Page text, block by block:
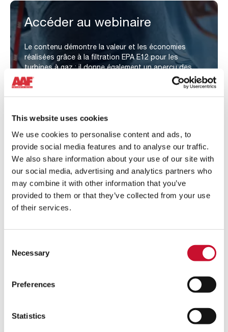
This website uses cookies
We use cookies to personalise content and ads, to
provide social media features and to analyse our traffic.
We also share information about your use of our site with
our social media, advertising and analytics partners who
may combine it with other information that you’ve
provided to them or that they’ve collected from your use
of their services.
Selection
Necessary
Preferences
Statistics
Accéder au webinaire
Le contenu démontre la valeur et les économies
réalisées grâce à la filtration EPA E12 pour les
turbines à gaz ; il donne également un aperçu des
installations offshore existantes. Pour recevoir le
lien du webinaire par e-mail et pouvoir le regarder à
l’heure qui vous conviendra, veuillez remplir le
Prénom*
Nom de famille *
Adresse e-mail
Société